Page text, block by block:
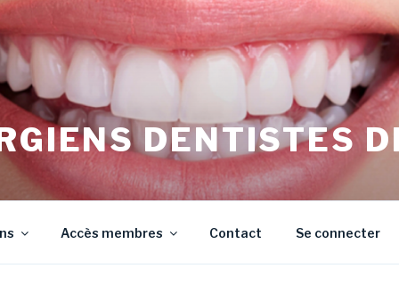
DENTISTES
Accès membres Contact Se connecter